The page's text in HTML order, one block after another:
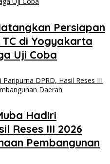
Persiapan
di Yogyakarta
Uji Coba
Hadiri
Reses III 2026
Pembangunan